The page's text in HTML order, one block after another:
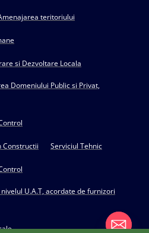
teritoriului
si Dezvoltare Locala
Domeniului Public si Privat,
Constructii Serviciul Tehnic
U.A.T, acordate de furnizori